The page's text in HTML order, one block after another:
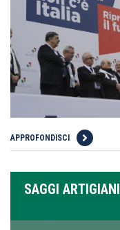
APPROFONDISCI
SAGGI ARTIGIANI